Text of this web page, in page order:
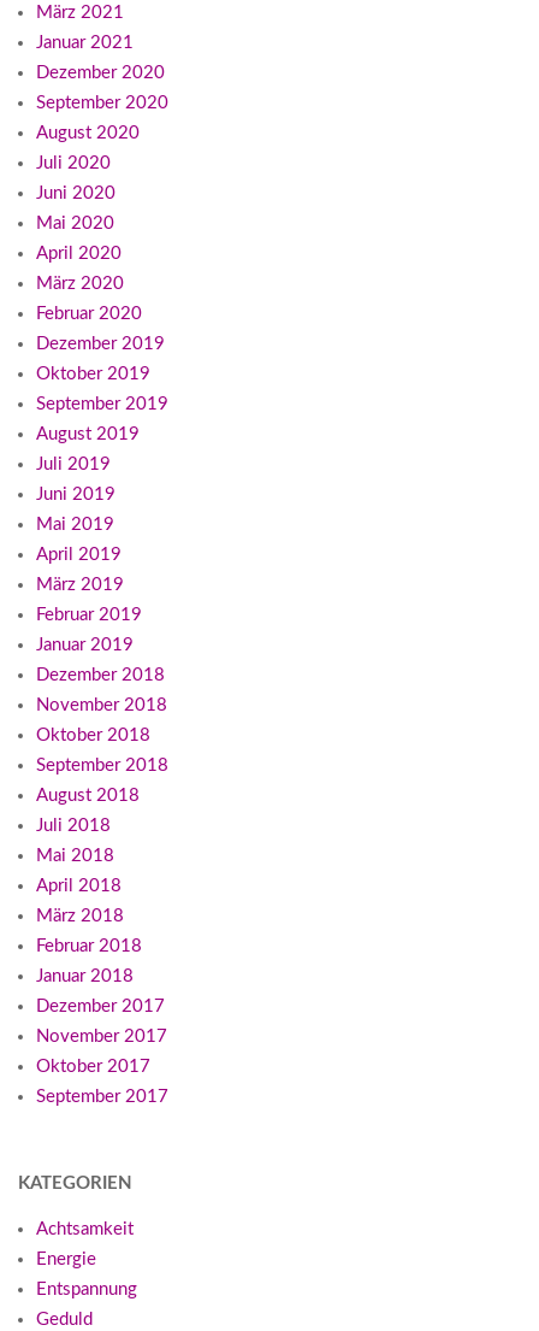
März 2021
Januar 2021
Dezember 2020
September 2020
August 2020
Juli 2020
Juni 2020
Mai 2020
April 2020
März 2020
Februar 2020
Dezember 2019
Oktober 2019
September 2019
August 2019
Juli 2019
Juni 2019
Mai 2019
April 2019
März 2019
Februar 2019
Januar 2019
Dezember 2018
November 2018
Oktober 2018
September 2018
August 2018
Juli 2018
Mai 2018
April 2018
März 2018
Februar 2018
Januar 2018
Dezember 2017
November 2017
Oktober 2017
September 2017
KATEGORIEN
Achtsamkeit
Energie
Entspannung
Geduld